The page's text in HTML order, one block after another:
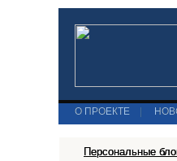
О ПРОЕКТЕ
Персональные